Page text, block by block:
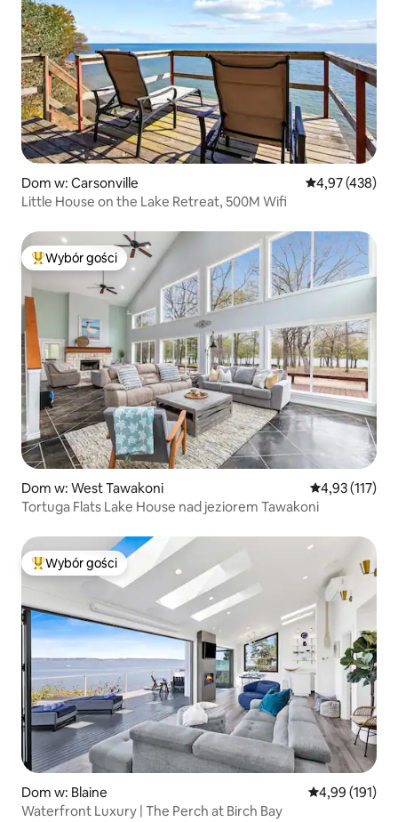
Dom w: Carsonville Średnia
4,97 (438)
Little House on the Lake Retreat, 500M Wifi
Najpopularniejsze z kategorii Wybór gości
Wybór gości
Dom w: West Tawakoni Średnia
4,93 (117)
Tortuga Flats Lake House nad jeziorem Tawakoni
Najpopularniejsze z kategorii Wybór gości
Wybór gości
Dom w: Blaine Średnia
4,99 (191)
Waterfront Luxury | The Perch at Birch Bay